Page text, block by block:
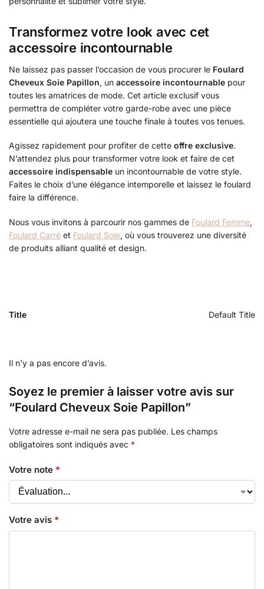
Transformez votre look avec cet
accessoire incontournable
Ne laissez pas passer l’occasion de vous procurer le Foulard
Cheveux Soie Papillon, un accessoire incontournable pour
toutes les amatrices de mode. Cet article exclusif vous
permettra de compléter votre garde-robe avec une pièce
essentielle qui ajoutera une touche finale à toutes vos tenues.
Agissez rapidement pour profiter de cette offre exclusive.
N’attendez plus pour transformer votre look et faire de cet
accessoire indispensable un incontournable de votre style.
Faites le choix d’une élégance intemporelle et laissez le foulard
faire la différence.
Nous vous invitons à parcourir nos gammes de Foulard Femme,
Foulard Carré et Foulard Soie, où vous trouverez une diversité
de produits alliant qualité et design.
Title Default Title
Il n’y a pas encore d’avis.
Soyez le premier à laisser votre avis sur
“Foulard Cheveux Soie Papillon”
Votre adresse e-mail ne sera pas publiée. Les champs
obligatoires sont indiqués avec *
Votre note *
Votre avis *